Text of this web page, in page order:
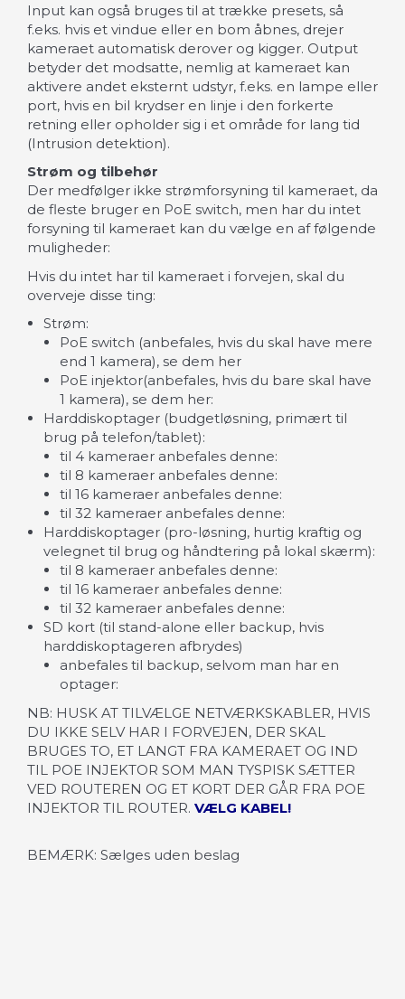
Input kan også bruges til at trække presets, så
f.eks. hvis et vindue eller en bom åbnes, drejer
kameraet automatisk derover og kigger. Output
betyder det modsatte, nemlig at kameraet kan
aktivere andet eksternt udstyr, f.eks. en lampe eller
port, hvis en bil krydser en linje i den forkerte
retning eller opholder sig i et område for lang tid
(Intrusion detektion).
Strøm og tilbehør
Der medfølger ikke strømforsyning til kameraet, da
de fleste bruger en PoE switch, men har du intet
forsyning til kameraet kan du vælge en af følgende
muligheder:
Hvis du intet har til kameraet i forvejen, skal du
overveje disse ting:
Strøm:
PoE switch (anbefales, hvis du skal have mere
end 1 kamera), se dem her
PoE injektor(anbefales, hvis du bare skal have
1 kamera), se dem her:
Harddiskoptager (budgetløsning, primært til
brug på telefon/tablet):
til 4 kameraer anbefales denne:
til 8 kameraer anbefales denne:
til 16 kameraer anbefales denne:
til 32 kameraer anbefales denne:
Harddiskoptager (pro-løsning, hurtig kraftig og
velegnet til brug og håndtering på lokal skærm):
til 8 kameraer anbefales denne:
til 16 kameraer anbefales denne:
til 32 kameraer anbefales denne:
SD kort (til stand-alone eller backup, hvis
harddiskoptageren afbrydes)
anbefales til backup, selvom man har en
optager:
NB: HUSK AT TILVÆLGE NETVÆRKSKABLER, HVIS
DU IKKE SELV HAR I FORVEJEN, DER SKAL
BRUGES TO, ET LANGT FRA KAMERAET OG IND
TIL POE INJEKTOR SOM MAN TYSPISK SÆTTER
VED ROUTEREN OG ET KORT DER GÅR FRA POE
INJEKTOR TIL ROUTER. VÆLG KABEL!
BEMÆRK: Sælges uden beslag